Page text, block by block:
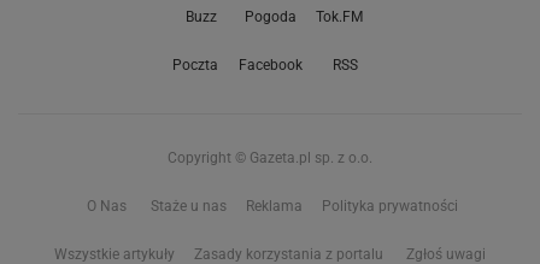
Buzz Pogoda Tok.FM
Poczta Facebook RSS
Copyright © Gazeta.pl sp. z o.o.
O Nas Staże u nas Reklama Polityka prywatności
Wszystkie artykuły Zasady korzystania z portalu Zgłoś uwagi